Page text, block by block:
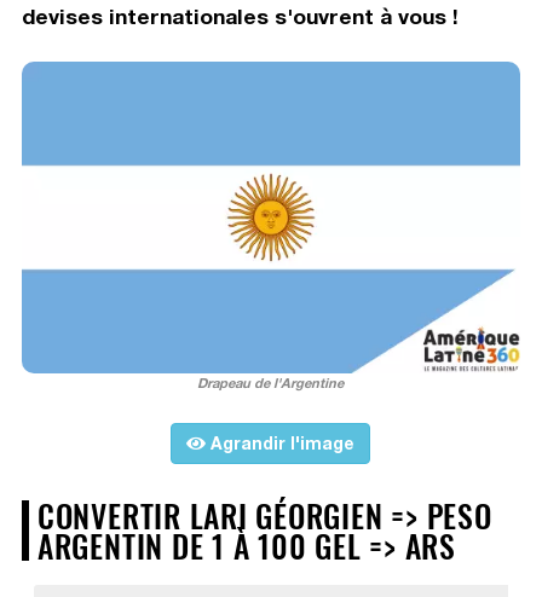
devises internationales s'ouvrent à vous !
Drapeau de l'Argentine
Agrandir l'image
CONVERTIR LARI GÉORGIEN => PESO
ARGENTIN DE 1 À 100 GEL => ARS